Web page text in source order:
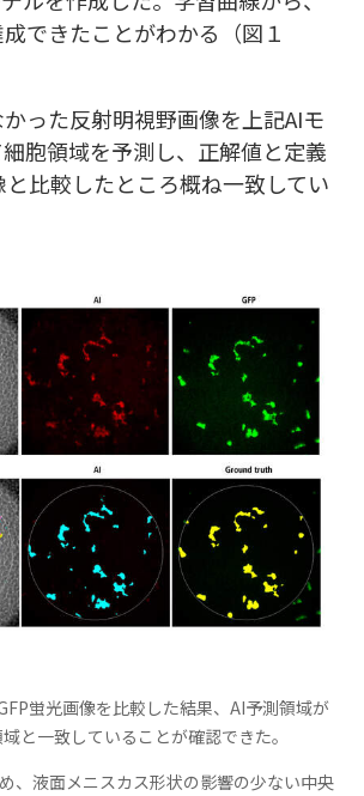
できたことがわかる（図１
った反射明視野画像を上記AIモ
胞領域を予測し、正解値と定義
と比較したところ概ね一致してい
蛍光画像を比較した結果、AI予測領域が
と一致していることが確認できた。
、液面メニスカス形状の影響の少ない中央